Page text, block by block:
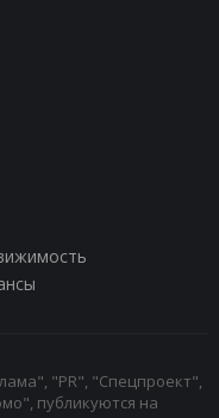
"PR", "Спецпроект",
публикуются на